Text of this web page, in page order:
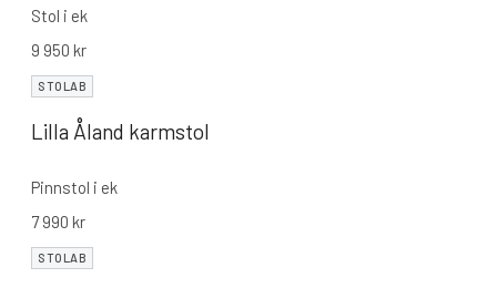
Stol i ek
9 950 kr
STOLAB
Lilla Åland karmstol
Pinnstol i ek
7 990 kr
STOLAB